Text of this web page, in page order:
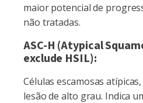
maior potencial de
não tratadas.
ASC-H (Atypical
exclude HSIL):
Células escamosas
lesão de alto grau. Indica